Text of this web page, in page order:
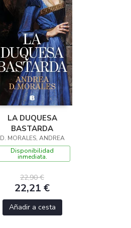
LA DUQUESA
BASTARDA
D. MORALES, ANDREA
Disponibilidad
inmediata.
22,90 €
22,21 €
Añadir a cesta